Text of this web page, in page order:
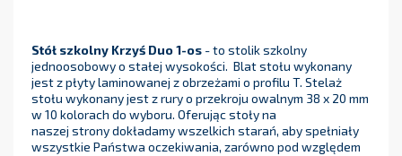
Stół szkolny Krzyś Duo 1-os - to stolik szkolny
jednoosobowy o stałej wysokości. Blat stołu wykonany
jest z płyty laminowanej z obrzeżami o profilu T. Stelaż
stołu wykonany jest z rury o przekroju owalnym 38 x 20 mm
w 10 kolorach do wyboru. Oferując stoły na
naszej strony dokładamy wszelkich starań, aby spełniały
wszystkie Państwa oczekiwania, zarówno pod względem